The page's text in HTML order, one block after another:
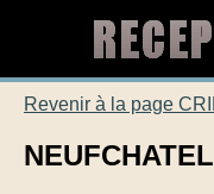
Revenir à la page